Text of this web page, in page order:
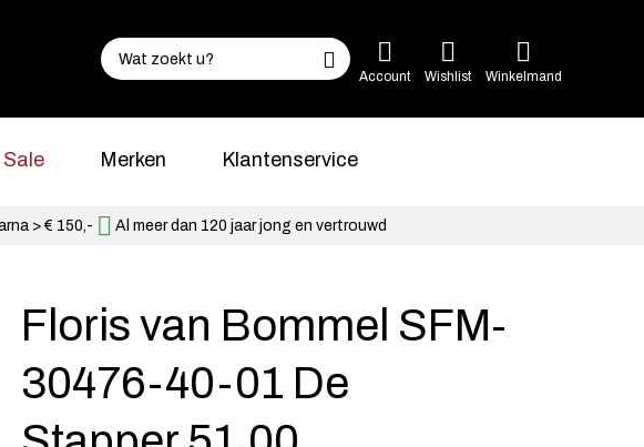
Account Wishlist Winkelmand
Sale Merken Klantenservice
> € 150,- Al meer dan 120 jaar jong en vertrouwd
Floris van Bommel SFM-
30476-40-01 De